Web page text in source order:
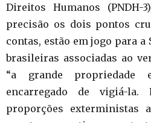
Direitos Humanos (PNDH-
precisão os dois pontos
contas, estão em jogo para a
brasileiras associadas ao
“a grande
encarregado de vigiá-la.
proporções exterministas